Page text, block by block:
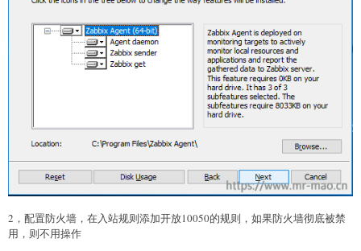
2，配置防火墙，在入站规则添加开放10050的规则，如果防火墙彻底被禁
用，则不用操作